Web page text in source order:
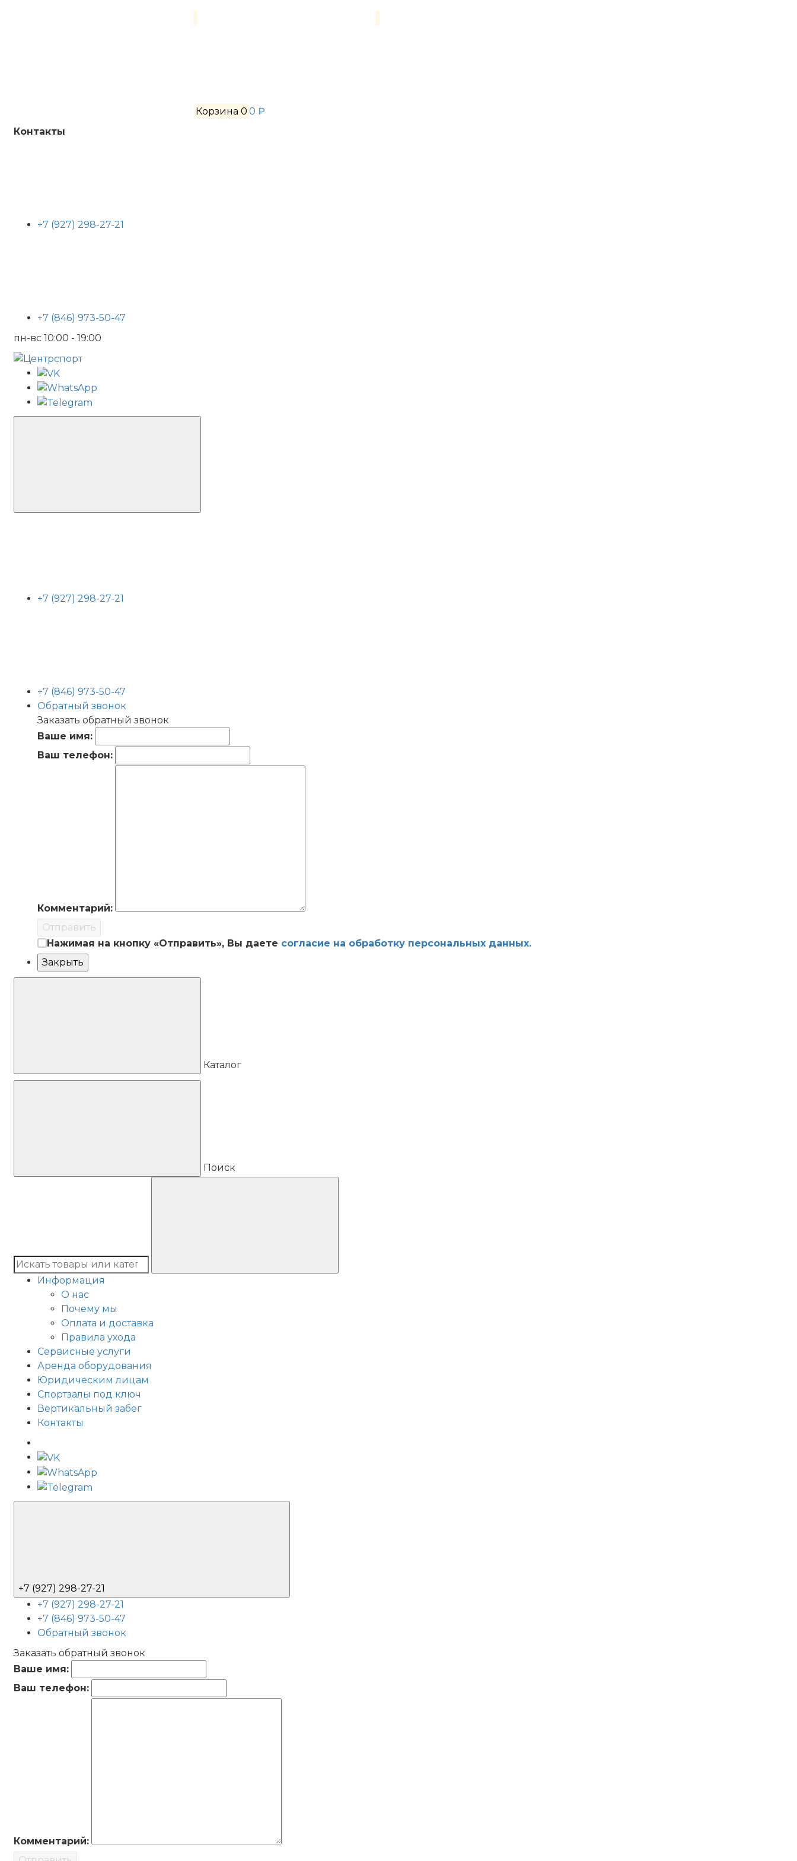
Корзина 0 0 ₽
Контакты
+7 (927) 298-27-21
+7 (846) 973-50-47
пн-вс 10:00 - 19:00
+7 (927) 298-27-21
+7 (846) 973-50-47
Обратный звонок
Заказать обратный звонок
Ваше имя:
Ваш телефон:
Комментарий:
Отправить
Нажимая на кнопку «Отправить», Вы даете согласие на обработку персональных данных.
Закрыть
Каталог
Поиск
Информация
О нас
Почему мы
Оплата и доставка
Правила ухода
Сервисные услуги
Аренда оборудования
Юридическим лицам
Спортзалы под ключ
Вертикальный забег
Контакты
+7 (927) 298-27-21
+7 (927) 298-27-21
+7 (846) 973-50-47
Обратный звонок
Заказать обратный звонок
Ваше имя:
Ваш телефон:
Комментарий: